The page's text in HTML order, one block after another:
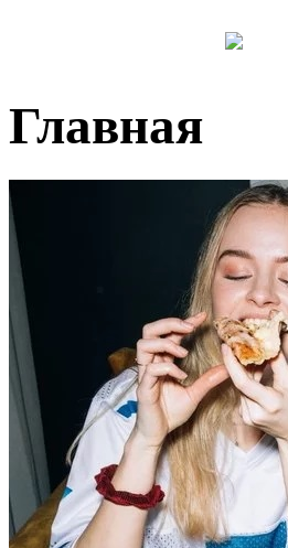
Главная